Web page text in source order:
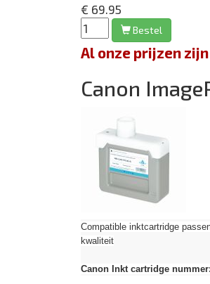
€ 69.95
Bestel
Al onze prijzen
Canon
Compatible inktcartridge
kwaliteit
Canon Inkt cartridge